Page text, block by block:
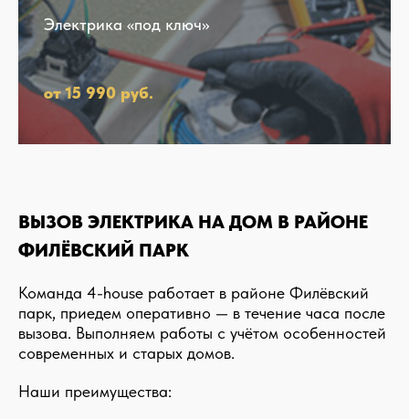
Электрика «под ключ»
от 15 990 руб.
ВЫЗОВ ЭЛЕКТРИКА НА ДОМ В РАЙОНЕ
ФИЛЁВСКИЙ ПАРК
Команда 4-house работает в районе Филёвский
парк, приедем оперативно — в течение часа после
вызова. Выполняем работы с учётом особенностей
современных и старых домов.
Наши преимущества: